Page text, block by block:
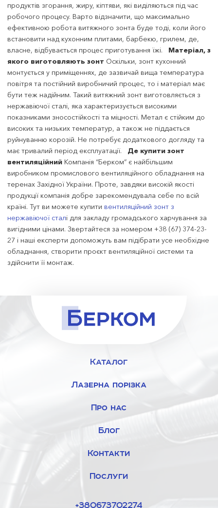
продуктів згорання, жиру, кіптяви, які виділяються під час
робочого процесу. Варто відзначити, що максимально
ефективною робота витяжного зонта буде тоді, коли його
встановити над кухонним плитами, барбекю, грилем, де,
власне, відбувається процес приготування їжі. Матеріал, з
якого виготовляють зонт Оскільки, зонт кухонний
монтується у приміщеннях, де зазвичай вища температура
повітря та постійний виробничий процес, то і матеріал має
бути теж надійним. Такий витяжний зонт виготовляється з
нержавіючої сталі, яка характеризується високими
показниками зносостійкості та міцності. Метал є стійким до
високих та низьких температур, а також не піддається
руйнуванню корозій. Не потребує додаткового догляду та
має тривалий період експлуатації. Де купити зонт
вентиляційний Компанія “Берком” є найбільшим
виробником промислового вентиляційного обладнання на
теренах Західної України. Проте, завдяки високій якості
продукції компанія добре зарекомендувала себе по всій
країні. Тут ви можете купити вентиляційний зонт з
нержавіючої сталі для закладу громадського харчування за
вигідними цінами. Звертайтеся за номером +38 (67) 374-23-
27 і наші експерти допоможуть вам підібрати усе необхідне
обладнання, створити проєкт вентиляційної системи та
здійснити її монтаж.
Каталог
Лазерна порізка
Про нас
Блог
Контакти
Послуги
+380673702274